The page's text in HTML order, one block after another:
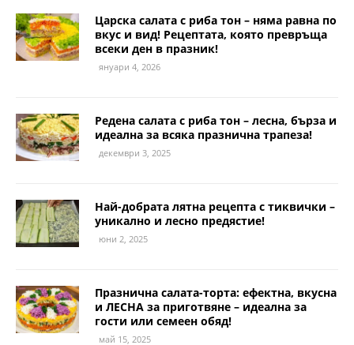
Царска салата с риба тон – няма равна по
вкус и вид! Рецептата, която превръща
всеки ден в празник!
януари 4, 2026
Редена салата с риба тон – лесна, бърза и
идеална за всяка празнична трапеза!
декември 3, 2025
Най-добрата лятна рецепта с тиквички –
уникално и лесно предястие!
юни 2, 2025
Празнична салата-торта: ефектна, вкусна
и ЛЕСНА за приготвяне – идеална за
гости или семеен обяд!
май 15, 2025